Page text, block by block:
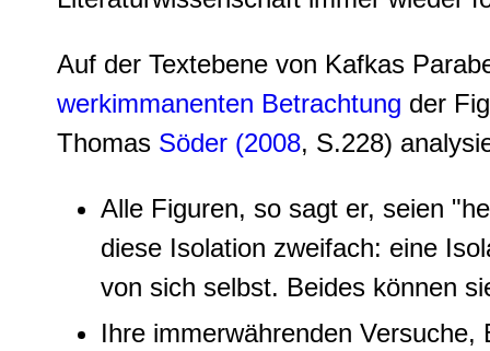
Auf der Textebene von Kafkas
werkimmanenten Betrachtung der
Thomas Söder (2008, S.228)
Alle Figuren, so sagt er, seien
diese Isolation zweifach: eine
von sich selbst. Beides können
Ihre immerwährenden